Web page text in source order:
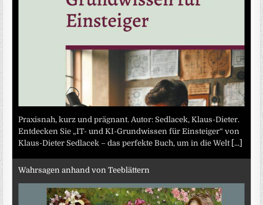
Praxisnah, kurz und prägnant. Autor: Sedlacek, Klaus-Dieter.
Entdecken Sie „IT- und KI-Grundwissen für Einsteiger“ von
Klaus-Dieter Sedlacek – das perfekte Buch, um in die Welt [...]
Wahrsagen anhand von Teeblättern